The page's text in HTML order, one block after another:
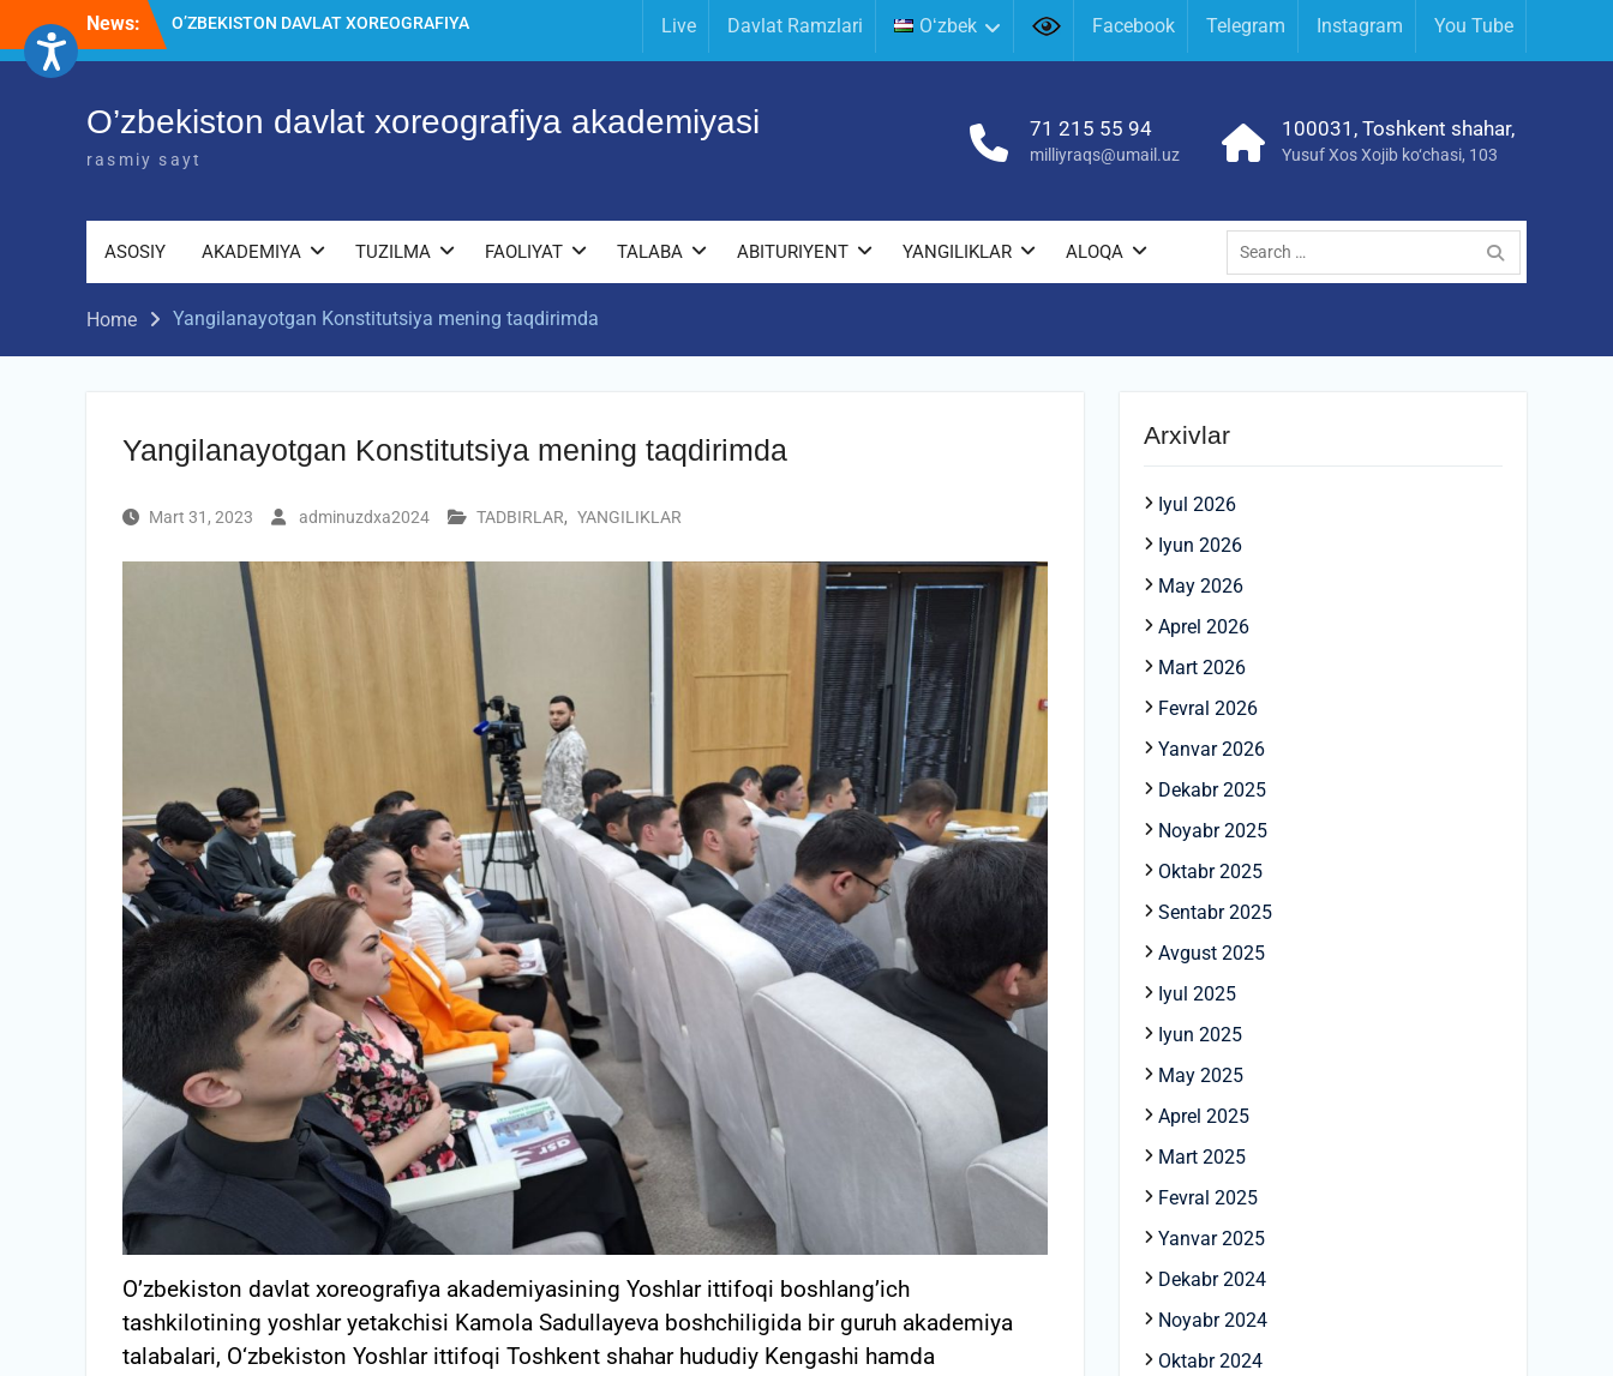
content
News:
Diqqat e’lon!
Live Davlat Ramzlari Oʻzbek Facebook Telegram Instagram You Tube
O’zbekiston davlat xoreografiya akademiyasi
rasmiy sayt
71 215 55 94
milliyraqs@umail.uz
100031, Toshkent shahar,
Yusuf Xos Xojib ko‘chasi, 103
ASOSIY AKADEMIYA TUZILMA FAOLIYAT TALABA ABITURIYENT YANGILIKLAR ALOQA
Search
for:
Home Yangilanayotgan Konstitutsiya mening taqdirimda
Yangilanayotgan Konstitutsiya mening taqdirimda
Mart 31, 2023 adminuzdxa2024 TADBIRLAR, YANGILIKLAR
O’zbekiston davlat xoreografiya akademiyasining Yoshlar ittifoqi boshlang’ich
tashkilotining yoshlar yetakchisi Kamola Sadullayeva boshchiligida bir guruh akademiya
talabalari, O‘zbekiston Yoshlar ittifoqi Toshkent shahar hududiy Kengashi hamda
Arxivlar
Iyul 2026
Iyun 2026
May 2026
Aprel 2026
Mart 2026
Fevral 2026
Yanvar 2026
Dekabr 2025
Noyabr 2025
Oktabr 2025
Sentabr 2025
Avgust 2025
Iyul 2025
Iyun 2025
May 2025
Aprel 2025
Mart 2025
Fevral 2025
Yanvar 2025
Dekabr 2024
Noyabr 2024
Oktabr 2024